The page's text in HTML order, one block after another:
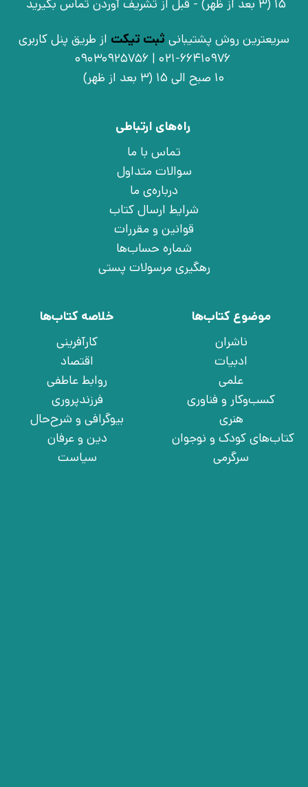
15 (3 بعد از ظهر) - قبل از تشریف آوردن تماس بگیرید
سریعترین روش پشتیبانی ثبت تیکت از طریق پنل کاربری
021-66410976 | 09030925756
10 صبح الی 15 (3 بعد از ظهر)
راه‌های ارتباطی
تماس با ما
سوالات متداول
درباره‌ی ما
شرایط ارسال کتاب
قوانین و مقررات
شماره حساب‌ها
رهگیری مرسولات پستی
موضوع کتاب‌ها
ناشران
ادبیات
علمی
کسب‌وکار و فناوری
هنری
کتاب‌های کودک و نوجوان
سرگرمی
خلاصه کتاب‌ها
کارآفرینی
اقتصاد
روابط عاطفی
فرزندپروری
بیوگرافی و شرح‌حال
دین و عرفان
سیاست